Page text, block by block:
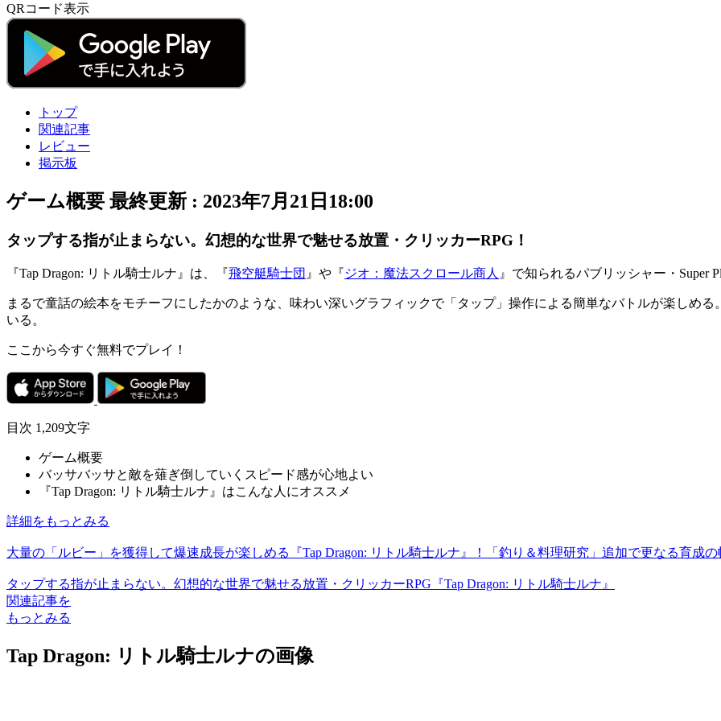
QRコード表示
トップ
関連記事
レビュー
掲示板
ゲーム概要 最終更新 : 2023年7月21日18:00
タップする指が止まらない。幻想的な世界で魅せる放置・クリッカーRPG！
『Tap Dragon: リトル騎士ルナ』は、『飛空艇騎士団 』や『ジオ：魔法スクロール商人 』で知られるパブリッシャー・Super
まるで童話の絵本をモチーフにしたかのような、味わい深いグラフィックで「 タップ」操作による簡単なバトルが楽しめる
いる。
ここから今すぐ無料でプレイ！
目次 1,209文字
ゲーム概要
バッサバッサと敵を薙ぎ倒していくスピード感が心地よい
『Tap Dragon: リトル騎士ルナ』はこんな人にオススメ
詳細をもっとみる
大量の「ルビー」を獲得して爆速成長が楽しめる『Tap Dragon: リトル騎士ルナ』！「釣り＆料理研究」追加で更なる育成の
タップする指が止まらない。幻想的な世界で魅せる放置・クリッカーRPG『Tap Dragon: リトル騎士ルナ』
関連記事を
もっとみる
Tap Dragon: リトル騎士ルナの画像